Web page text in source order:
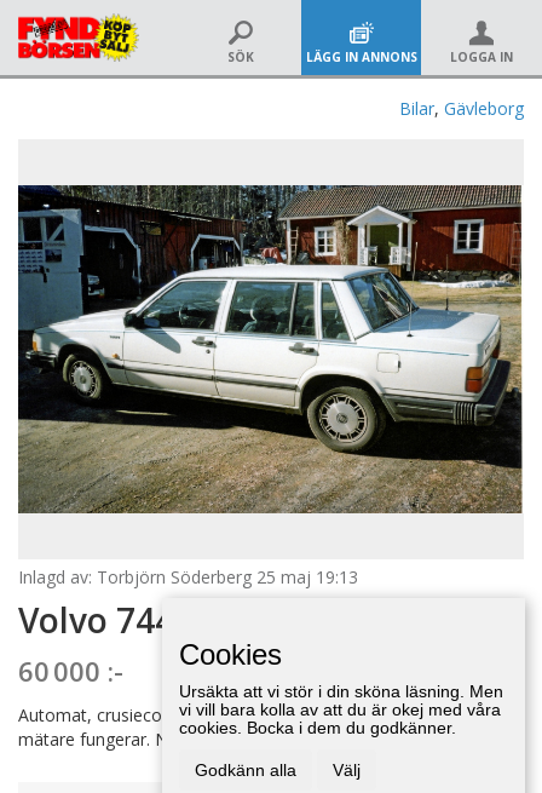
SÖK LÄGG IN ANNONS LOGGA IN
Bilar, Gävleborg
Inlagd av: Torbjörn Söderberg 25 maj 19:13
Volvo 744 -85
60 000 :-
Automat, crusiecontroll, ac, nya sommardäck. elhissar, alla
mätare fungerar. Nybesiktad maj -26.
Cookies
Ursäkta att vi stör i din sköna läsning. Men
vi vill bara kolla av att du är okej med våra
cookies. Bocka i dem du godkänner.
Godkänn alla Välj